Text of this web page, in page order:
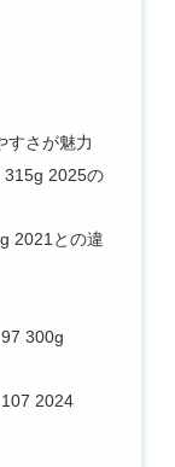
すさが魅力
315g 2025の
2021との違
300g
2024